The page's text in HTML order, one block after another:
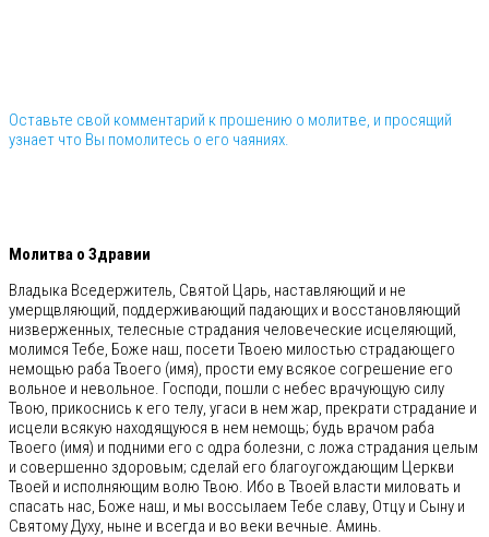
Оставьте свой комментарий к прошению о молитве, и просящий
узнает что Вы помолитесь о его чаяниях.
Молитва о Здравии
Владыка Вседержитель, Святой Царь, наставляющий и не
умерщвляющий, поддерживающий падающих и восстановляющий
низверженных, телесные страдания человеческие исцеляющий,
молимся Тебе, Боже наш, посети Твоею милостью страдающего
немощью раба Твоего (имя), прости ему всякое согрешение его
вольное и невольное. Господи, пошли с небес врачующую силу
Твою, прикоснись к его телу, угаси в нем жар, прекрати страдание и
исцели всякую находящуюся в нем немощь; будь врачом раба
Твоего (имя) и подними его с одра болезни, с ложа страдания целым
и совершенно здоровым; сделай его благоугождающим Церкви
Твоей и исполняющим волю Твою. Ибо в Твоей власти миловать и
спасать нас, Боже наш, и мы воссылаем Тебе славу, Отцу и Сыну и
Святому Духу, ныне и всегда и во веки вечные. Аминь.